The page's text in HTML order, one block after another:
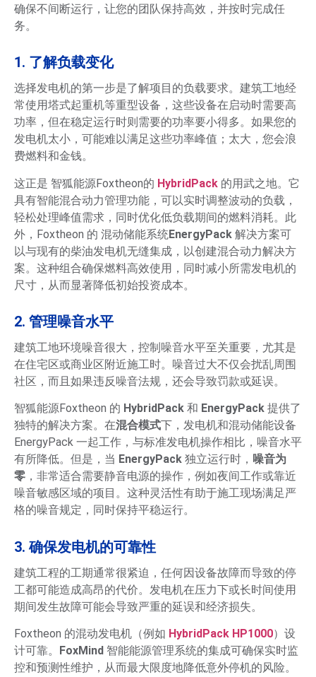
确保不间断运行，让您的团队保持高效，并按时完成任
务。
1. 了解负载变化
选择发电机的第一步是了解项目的负载要求。建筑工地经
常使用塔式起重机等重型设备，这些设备在启动时需要高
功率，但在稳定运行时则需要的功率要小得多。如果您的
发电机太小，可能难以满足这些功率峰值；太大，您会浪
费燃料和金钱。
这正是 智狐能源Foxtheon的 HybridPack 的用武之地。它
具有智能混合动力管理功能，可以实时调整波动的负载，
轻松处理峰值需求，同时优化低负载期间的燃料消耗。此
外，Foxtheon 的 混动储能系统EnergyPack 解决方案可
以与现有的柴油发电机无缝集成，以创建混合动力解决方
案。这种组合确保燃料高效使用，同时减小所需发电机的
尺寸，从而显著降低初始投资成本。
2. 管理噪音水平
建筑工地环境噪音很大，控制噪音水平至关重要，尤其是
在住宅区或商业区附近施工时。噪音过大不仅会扰乱周围
社区，而且如果违反噪音法规，还会导致罚款或延误。
智狐能源Foxtheon 的 HybridPack 和 EnergyPack 提供了
独特的解决方案。在混合模式下，发电机和混动储能设备
EnergyPack 一起工作，与标准发电机操作相比，噪音水平
有所降低。但是，当 EnergyPack 独立运行时， 噪音为
零 ，非常适合需要静音电源的操作，例如夜间工作或靠近
噪音敏感区域的项目。这种灵活性有助于施工现场满足严
格的噪音规定，同时保持平稳运行。
3. 确保发电机的可靠性
建筑工程的工期通常很紧迫，任何因设备故障而导致的停
工都可能造成高昂的代价。发电机在压力下或长时间使用
期间发生故障可能会导致严重的延误和经济损失。
Foxtheon 的混动发电机（例如 HybridPack HP1000）设
计可靠。 FoxMind 智能能源管理系统的集成可确保实时监
控和预测性维护，从而最大限度地降低意外停机的风险。